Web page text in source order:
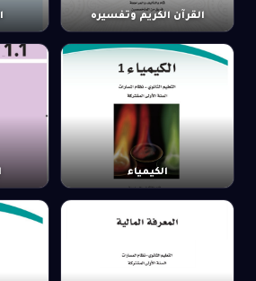
القرآن الكريم وتفسيره
الكيمياء